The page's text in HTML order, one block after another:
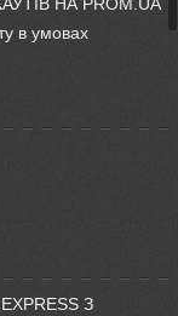
НА PROM.UA
в умовах
З